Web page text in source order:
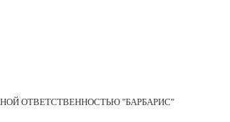
ОТВЕТСТВЕННОСТЬЮ "БАРБАРИС"